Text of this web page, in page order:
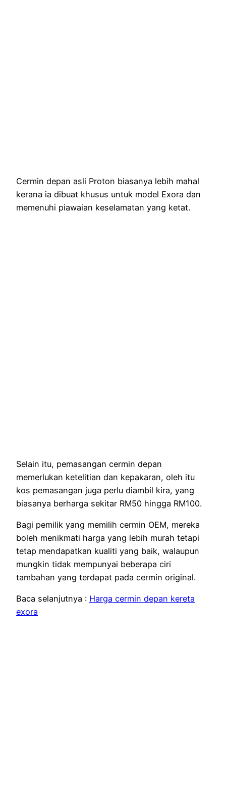
Cermin depan asli Proton biasanya lebih mahal
kerana ia dibuat khusus untuk model Exora dan
memenuhi piawaian keselamatan yang ketat.
Selain itu, pemasangan cermin depan
memerlukan ketelitian dan kepakaran, oleh itu
kos pemasangan juga perlu diambil kira, yang
biasanya berharga sekitar RM50 hingga RM100.
Bagi pemilik yang memilih cermin OEM, mereka
boleh menikmati harga yang lebih murah tetapi
tetap mendapatkan kualiti yang baik, walaupun
mungkin tidak mempunyai beberapa ciri
tambahan yang terdapat pada cermin original.
Baca selanjutnya : Harga cermin depan kereta
exora